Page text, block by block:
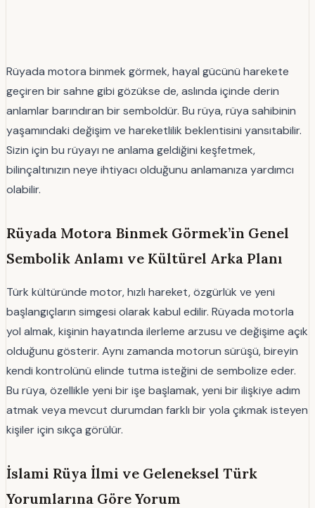
Rüyada motora binmek görmek, hayal gücünü harekete
geçiren bir sahne gibi gözükse de, aslında içinde derin
anlamlar barındıran bir semboldür. Bu rüya, rüya sahibinin
yaşamındaki değişim ve hareketlilik beklentisini yansıtabilir.
Sizin için bu rüyayı ne anlama geldiğini keşfetmek,
bilinçaltınızın neye ihtiyacı olduğunu anlamanıza yardımcı
olabilir.
Rüyada Motora Binmek Görmek’in Genel
Sembolik Anlamı ve Kültürel Arka Planı
Türk kültüründe motor, hızlı hareket, özgürlük ve yeni
başlangıçların simgesi olarak kabul edilir. Rüyada motorla
yol almak, kişinin hayatında ilerleme arzusu ve değişime açık
olduğunu gösterir. Aynı zamanda motorun sürüşü, bireyin
kendi kontrolünü elinde tutma isteğini de sembolize eder.
Bu rüya, özellikle yeni bir işe başlamak, yeni bir ilişkiye adım
atmak veya mevcut durumdan farklı bir yola çıkmak isteyen
kişiler için sıkça görülür.
İslami Rüya İlmi ve Geleneksel Türk
Yorumlarına Göre Yorum